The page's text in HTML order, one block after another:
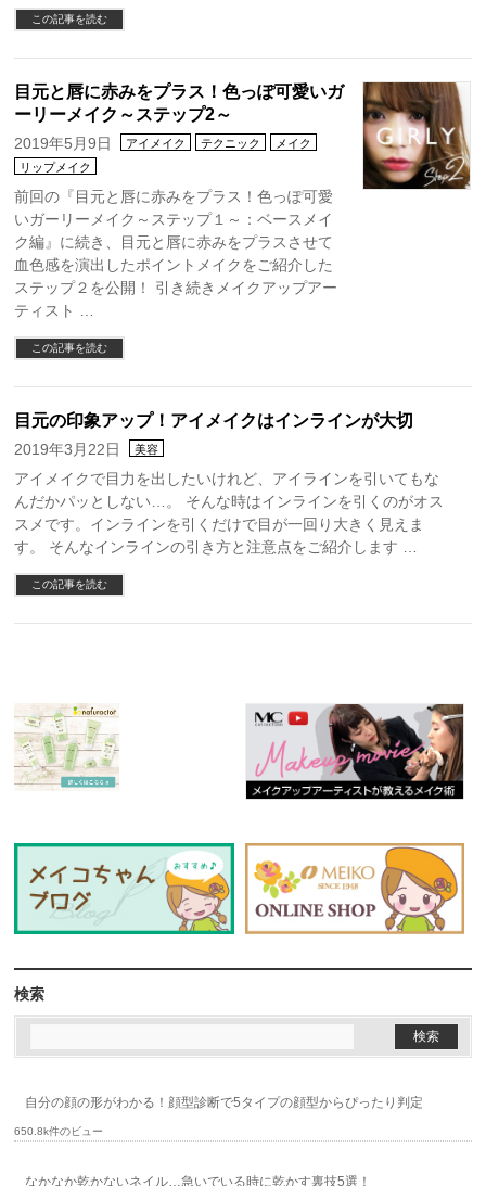
この記事を読む
目元と唇に赤みをプラス！色っぽ可愛いガ
ーリーメイク～ステップ2～
2019年5月9日 アイメイク テクニック
メイク
リップメイク
前回の『目元と唇に赤みをプラス！色っぽ可愛
いガーリーメイク～ステップ１～：ベースメイ
ク編』に続き、目元と唇に赤みをプラスさせて
血色感を演出したポイントメイクをご紹介した
ステップ２を公開！ 引き続きメイクアップアー
ティスト …
この記事を読む
目元の印象アップ！アイメイクはインラインが大切
2019年3月22日 美容
アイメイクで目力を出したいけれど、アイラインを引いてもな
んだかパッとしない…。 そんな時はインラインを引くのがオス
スメです。インラインを引くだけで目が一回り大きく見えま
す。 そんなインラインの引き方と注意点をご紹介します …
この記事を読む
検索
自分の顔の形がわかる！顔型診断で5タイプの顔型からぴったり判定
650.8k件のビュー
なかなか乾かないネイル…急いでいる時に乾かす裏技5選！